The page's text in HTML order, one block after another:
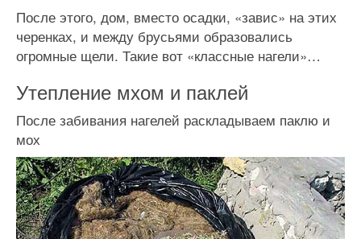
После этого, дом, вместо осадки, «завис» на этих
черенках, и между брусьями образовались
огромные щели. Такие вот «классные нагели»…
Утепление мхом и паклей
После забивания нагелей раскладываем паклю и
мох